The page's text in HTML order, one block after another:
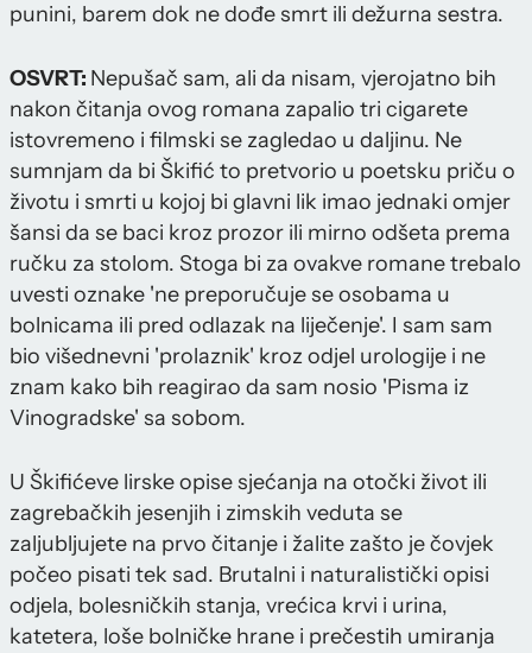
punini, barem dok ne dođe smrt ili dežurna sestra.
OSVRT: Nepušač sam, ali da nisam, vjerojatno bih
nakon čitanja ovog romana zapalio tri cigarete
istovremeno i filmski se zagledao u daljinu. Ne
sumnjam da bi Škifić to pretvorio u poetsku priču o
životu i smrti u kojoj bi glavni lik imao jednaki omjer
šansi da se baci kroz prozor ili mirno odšeta prema
ručku za stolom. Stoga bi za ovakve romane trebalo
uvesti oznake 'ne preporučuje se osobama u
bolnicama ili pred odlazak na liječenje'. I sam sam
bio višednevni 'prolaznik' kroz odjel urologije i ne
znam kako bih reagirao da sam nosio 'Pisma iz
Vinogradske' sa sobom.
U Škifićeve lirske opise sjećanja na otočki život ili
zagrebačkih jesenjih i zimskih veduta se
zaljubljujete na prvo čitanje i žalite zašto je čovjek
počeo pisati tek sad. Brutalni i naturalistički opisi
odjela, bolesničkih stanja, vrećica krvi i urina,
katetera, loše bolničke hrane i prečestih umiranja